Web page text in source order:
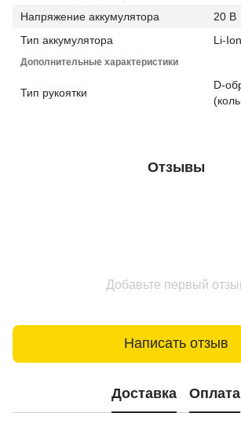
Напряжение аккумулятора
20 В
Тип аккумулятора
Li-Ion
Дополнительные характеристики
Тип рукоятки
D-
Отзывы
Добавьте первый
Написать отзыв
Доставка Оплата